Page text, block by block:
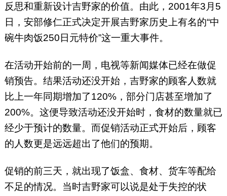
反思和重新设计吉野家的价值。由此，2001年3月5
日，安部修仁正式决定开展吉野家历史上有名的“中
碗牛肉饭250日元特价”这一重大事件。
在活动开始前的一周，电视等新闻媒体已经在做促
销预告。结果活动还没开始，吉野家的顾客人数就
比上一年同期增加了120%，部分门店甚至增加了
200%。这便导致活动还没开始时，食材的数量就已
经少于预计的数量。而促销活动正式开始后，顾客
的人数更是远远超出了他们的预期。
促销的前三天，就出现了饭盒、食材、货车等配给
不足的情况。当时吉野家可以说是处于失控的状